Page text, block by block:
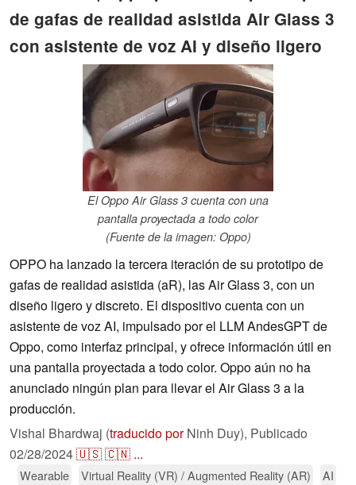
de gafas de realidad asistida Air Glass 3
con asistente de voz AI y diseño ligero
El Oppo Air Glass 3 cuenta con una
pantalla proyectada a todo color
(Fuente de la imagen: Oppo)
OPPO ha lanzado la tercera iteración de su prototipo de
gafas de realidad asistida (aR), las Air Glass 3, con un
diseño ligero y discreto. El dispositivo cuenta con un
asistente de voz AI, impulsado por el LLM AndesGPT de
Oppo, como interfaz principal, y ofrece información útil en
una pantalla proyectada a todo color. Oppo aún no ha
anunciado ningún plan para llevar el Air Glass 3 a la
producción.
Vishal Bhardwaj (traducido porNinh Duy), Publicado
02/28/2024🇺🇸🇨🇳 ...
Wearable Virtual Reality (VR) / Augmented Reality (AR) AI